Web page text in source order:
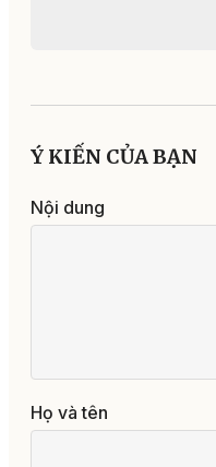
Ý KIẾN CỦA BẠN
Nội dung
Họ và tên